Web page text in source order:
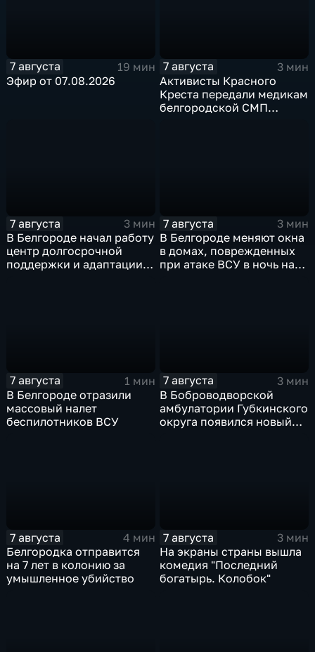
7 августа
19 мин
Эфир от 07.08.2026
7 августа
3 мин
Активисты Красного
Креста передали медикам
белгородской СМП
7 августа
3 мин
В Белгороде начал работу
центр долгосрочной
поддержки и адаптации
7 августа
3 мин
В Белгороде меняют окна
в домах, поврежденных
при атаке ВСУ в ночь на
7 августа
1 мин
В Белгороде отразили
массовый налет
беспилотников ВСУ
7 августа
3 мин
В Боброводворской
амбулатории Губкинского
округа появился новый
7 августа
4 мин
Белгородка отправится
на 7 лет в колонию за
умышленное убийство
7 августа
3 мин
На экраны страны вышла
комедия "Последний
богатырь. Колобок"